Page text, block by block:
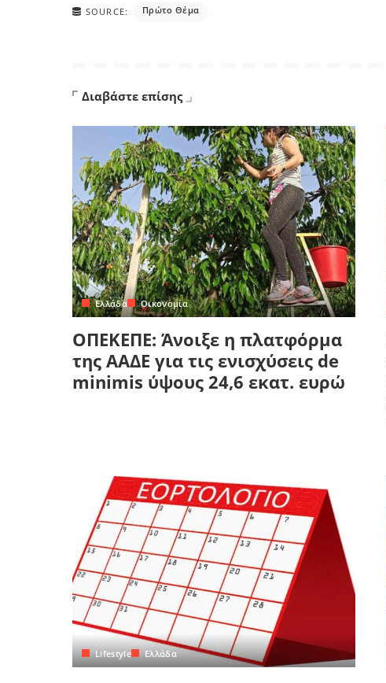
SOURCE: Πρώτο Θέμα
Διαβάστε επίσης
Ελλάδα Οικονομία
ΟΠΕΚΕΠΕ: Άνοιξε η πλατφόρμα
της ΑΑΔΕ για τις ενισχύσεις de
minimis ύψους 24,6 εκατ. ευρώ
Lifestyle Ελλάδα